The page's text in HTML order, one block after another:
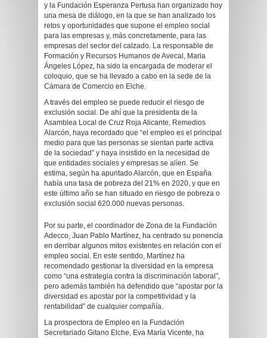
y la Fundación Esperanza Pertusa han organizado hoy
una mesa de diálogo, en la que se han analizado los
retos y oportunidades que supone el empleo social
para las empresas y, más concretamente, para las
empresas del sector del calzado. La responsable de
Formación y Recursos Humanos de Avecal, Maria
Ángeles López, ha sido la encargada de moderar el
coloquio, que se ha llevado a cabo en la sede de la
Cámara de Comercio en Elche.
A través del empleo se puede reducir el riesgo de
exclusión social. De ahí que la presidenta de la
Asamblea Local de Cruz Roja Alicante, Remedios
Alarcón, haya recordado que “el empleo es el principal
medio para que las personas se sientan parte activa
de la sociedad” y haya insistido en la necesidad de
que entidades sociales y empresas se alíen. Se
estima, según ha apuntado Alarcón, que en España
había una tasa de pobreza del 21% en 2020, y que en
este último año se han situado en riesgo de pobreza o
exclusión social 620.000 nuevas personas.
Por su parte, el coordinador de Zona de la Fundación
Adecco, Juan Pablo Martínez, ha centrado su ponencia
en derribar algunos mitos existentes en relación con el
empleo social. En este sentido, Martínez ha
recomendado gestionar la diversidad en la empresa
como “una estrategia contra la discriminación laboral”,
pero además también ha defendido que “apostar por la
diversidad es apostar por la competitividad y la
rentabilidad” de cualquier compañía.
La prospectora de Empleo en la Fundación
Secretariado Gitano Elche, Eva María Vicente, ha